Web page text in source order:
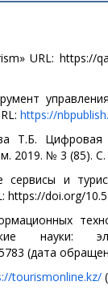
URL: https://
https://
Т.Б. Цифровая
2019. № 3 (85). C.
и
doi.org/
(дата
tourismonline.kz/